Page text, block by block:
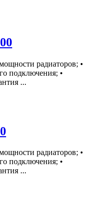
радиаторов; •
подключения; •
...
радиаторов; •
подключения; •
...